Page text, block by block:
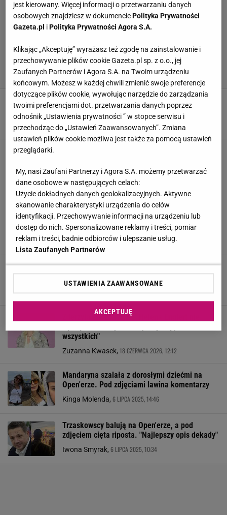
Englert emocjonalnie podsumowała swój
występ na Open'erze. "Nie sądziłam, że..."
Aleksandra Pietrow,3 LIPCA 2026, 07:08
wyprawiał
Zuzanna Kwasek,2 LIPCA 2026, 13:39
Englert wystąpiła na Open'erze. Nagle spod
sceny usłyszała: Pokaż stopy. Zareagowała. I
to jak!
redakcja Plotek.pl, 2 LIPCA 2026, 11:01
W TVP wyemitowano fragment Open'era. Część
internautów nie miała litości. "Jakaś pomyłka"
Zderzyła się z krytyką. Helena Englert nie
wszystkich"
Zuzanna Kwasek, 18 CZERWCA 2026, 12:12
Mandaryna szalała z dorosłymi dziećmi na
Open'erze. Pod zdjęciami lawina komentarzy
Kinga Molenda, 6 LIPCA 2025, 14:46
Trzaskowscy balują na Open'erze, a pod
zdjęciem cięta riposta. "Najlepszy opis dekady"
Iwona Smyrak, 6 LIPCA 2025, 10:34
jest kierowany. Więcej informacji o przetwarzaniu danych
osobowych znajdziesz w dokumenciePolityka Prywatności
Gazeta.pl iPolityka Prywatności Agora S.A.
Klikając „Akceptuję” wyrażasz też zgodę na zainstalowanie i
przechowywanie plików cookie Gazeta.pl sp. z o.o., jej
Zaufanych Partnerów i Agora S.A. na Twoim urządzeniu
końcowym. Możesz w każdej chwili zmienić swoje preferencje
dotyczące plików cookie, wywołując narzędzie do zarządzania
twoimi preferencjami dot. przetwarzania danych poprzez
odnośnik „Ustawienia prywatności ” w stopce serwisu i
przechodząc do „Ustawień Zaawansowanych”. Zmiana
ustawień plików cookie możliwa jest także za pomocą ustawień
przeglądarki.
My, nasi Zaufani Partnerzy i Agora S.A. możemy przetwarzać
dane osobowe w następujących celach:
Użycie dokładnych danych geolokalizacyjnych. Aktywne
skanowanie charakterystyki urządzenia do celów
identyfikacji. Przechowywanie informacji na urządzeniu lub
dostęp do nich. Spersonalizowane reklamy i treści, pomiar
reklam i treści, badnie odbiorców i ulepszanie usług.
Lista Zaufanych Partnerów
USTAWIENIA ZAAWANSOWANE
AKCEPTUJĘ